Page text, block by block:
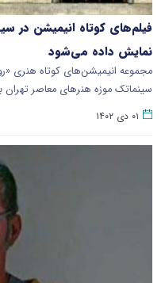
فیلم‌های کوتاه انیمیشن در
نمایش داده می‌شود
سینماتک موزه هنرهای معاصر
۰۱ دی ۱۴۰۲